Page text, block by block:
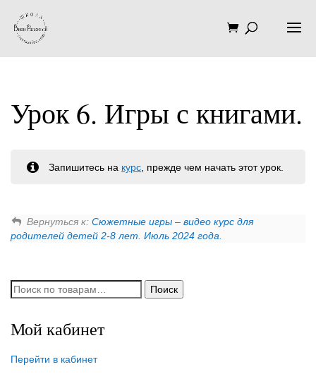
Урок 6. Игры с книгами.
Запишитесь на курс , прежде чем начать этот урок.
Вернуться к: Сюжетные игры – видео курс для
родителей детей 2-8 лет. Июль 2024 года.
Искать: Поиск
Мой кабинет
Перейти в кабинет